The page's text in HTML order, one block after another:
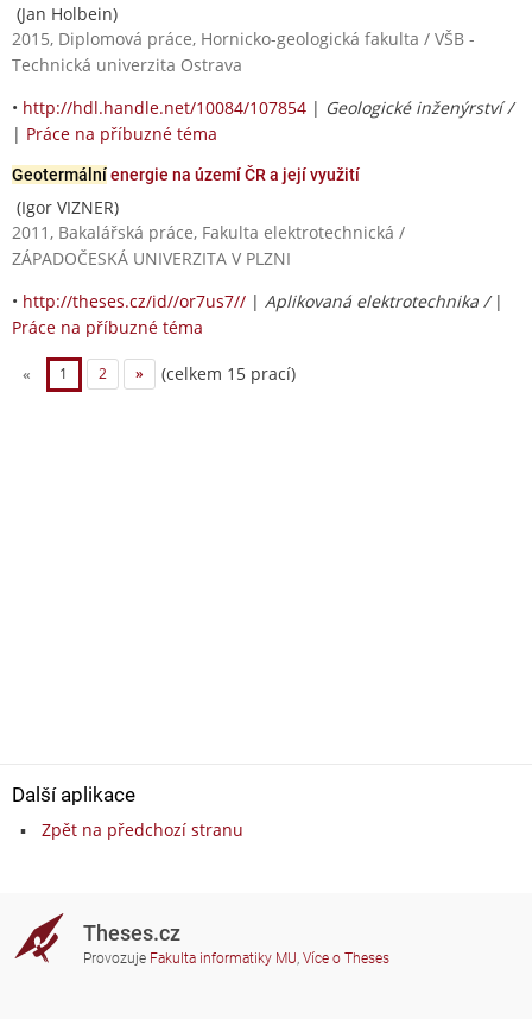
(Jan Holbein)
2015, Diplomová práce, Hornicko-geologická fakulta / VŠB -
Technická univerzita Ostrava
• http://hdl.handle.net/10084/107854 | Geologické inženýrství /
| Práce na příbuzné téma
Geotermálníenergie na území ČR a její využití
(Igor VIZNER)
2011, Bakalářská práce, Fakulta elektrotechnická /
ZÁPADOČESKÁ UNIVERZITA V PLZNI
• http://theses.cz/id//or7us7// | Aplikovaná elektrotechnika / |
Práce na příbuzné téma
« 1 2 » (celkem 15 prací)
Další aplikace
Zpět na předchozí stranu
Theses.cz
Provozuje Fakulta informatiky MU, Více o Theses